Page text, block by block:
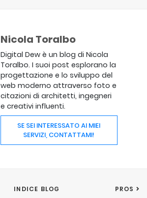
Nicola Toralbo
Digital Dew è un blog di Nicola
Toralbo. I suoi post esplorano la
progettazione e lo sviluppo del
web moderno attraverso foto e
citazioni di architetti, ingegneri
e creativi influenti.
SE SEI INTERESSATO AI MIEI
SERVIZI, CONTATTAMI!
INDICE BLOG PROS